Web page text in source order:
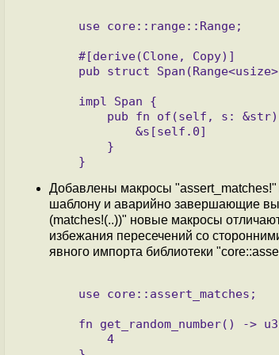
Добавлены макросы "assert_matches!"
шаблону и аварийно завершающие
(matches!(..))" новые макросы
избежания пересечений со
явного импорта библиотеки